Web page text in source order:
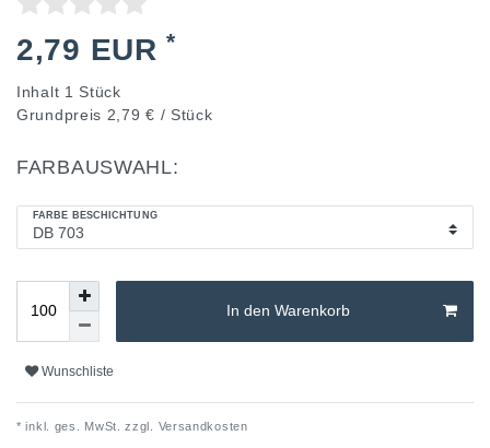
2,79 EUR*
Inhalt 1 Stück
Grundpreis 2,79 € / Stück
FARBAUSWAHL:
FARBE BESCHICHTUNG
In den Warenkorb
Wunschliste
* inkl. ges. MwSt. zzgl. Versandkosten